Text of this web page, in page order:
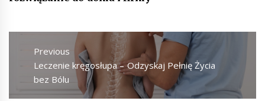
Nawigacja
wpisuPrevious
Previous
post:
Leczenie kręgosłupa – Odzyskaj Pełnię Życia
bez Bólu